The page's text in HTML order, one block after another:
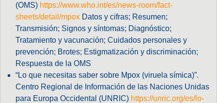
(OMS) https://www.who.int/es/news-room/fact-
sheets/detail/mpox Datos y cifras; Resumen;
Transmisión; Signos y síntomas; Diagnóstico;
Tratamiento y vacunación; Cuidados personales y
prevención; Brotes; Estigmatización y discriminación;
Respuesta de la OMS
“Lo que necesitas saber sobre Mpox (viruela símica)”.
Centro Regional de Información de las Naciones Unidas
para Europa Occidental (UNRIC) https://unric.org/es/lo-